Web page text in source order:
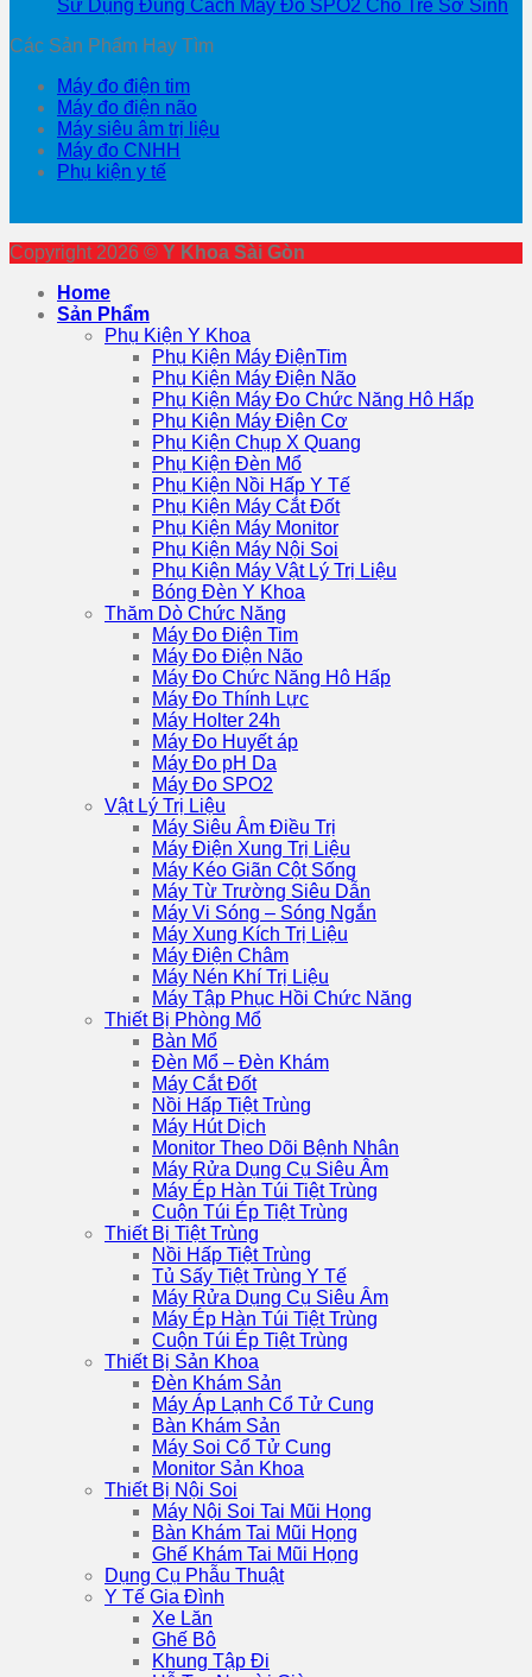
Sử Dụng Đúng Cách Máy Đo SPO2 Cho Trẻ Sơ Sinh
Các Sản Phẩm Hay Tìm
Máy đo điện tim
Máy đo điện não
Máy siêu âm trị liệu
Máy đo CNHH
Phụ kiện y tế
Copyright 2026 © Y Khoa Sài Gòn
Home
Sản Phẩm
Phụ Kiện Y Khoa
Phụ Kiện Máy ĐiệnTim
Phụ Kiện Máy Điện Não
Phụ Kiện Máy Đo Chức Năng Hô Hấp
Phụ Kiện Máy Điện Cơ
Phụ Kiện Chụp X Quang
Phụ Kiện Đèn Mổ
Phụ Kiện Nồi Hấp Y Tế
Phụ Kiện Máy Cắt Đốt
Phụ Kiện Máy Monitor
Phụ Kiện Máy Nội Soi
Phụ Kiện Máy Vật Lý Trị Liệu
Bóng Đèn Y Khoa
Thăm Dò Chức Năng
Máy Đo Điện Tim
Máy Đo Điện Não
Máy Đo Chức Năng Hô Hấp
Máy Đo Thính Lực
Máy Holter 24h
Máy Đo Huyết áp
Máy Đo pH Da
Máy Đo SPO2
Vật Lý Trị Liệu
Máy Siêu Âm Điều Trị
Máy Điện Xung Trị Liệu
Máy Kéo Giãn Cột Sống
Máy Từ Trường Siêu Dẫn
Máy Vi Sóng – Sóng Ngắn
Máy Xung Kích Trị Liệu
Máy Điện Châm
Máy Nén Khí Trị Liệu
Máy Tập Phục Hồi Chức Năng
Thiết Bị Phòng Mổ
Bàn Mổ
Đèn Mổ – Đèn Khám
Máy Cắt Đốt
Nồi Hấp Tiệt Trùng
Máy Hút Dịch
Monitor Theo Dõi Bệnh Nhân
Máy Rửa Dụng Cụ Siêu Âm
Máy Ép Hàn Túi Tiệt Trùng
Cuộn Túi Ép Tiệt Trùng
Thiết Bị Tiệt Trùng
Nồi Hấp Tiệt Trùng
Tủ Sấy Tiệt Trùng Y Tế
Máy Rửa Dụng Cụ Siêu Âm
Máy Ép Hàn Túi Tiệt Trùng
Cuộn Túi Ép Tiệt Trùng
Thiết Bị Sản Khoa
Đèn Khám Sản
Máy Áp Lạnh Cổ Tử Cung
Bàn Khám Sản
Máy Soi Cổ Tử Cung
Monitor Sản Khoa
Thiết Bị Nội Soi
Máy Nội Soi Tai Mũi Họng
Bàn Khám Tai Mũi Họng
Ghế Khám Tai Mũi Họng
Dụng Cụ Phẫu Thuật
Y Tế Gia Đình
Xe Lăn
Ghế Bô
Khung Tập Đi